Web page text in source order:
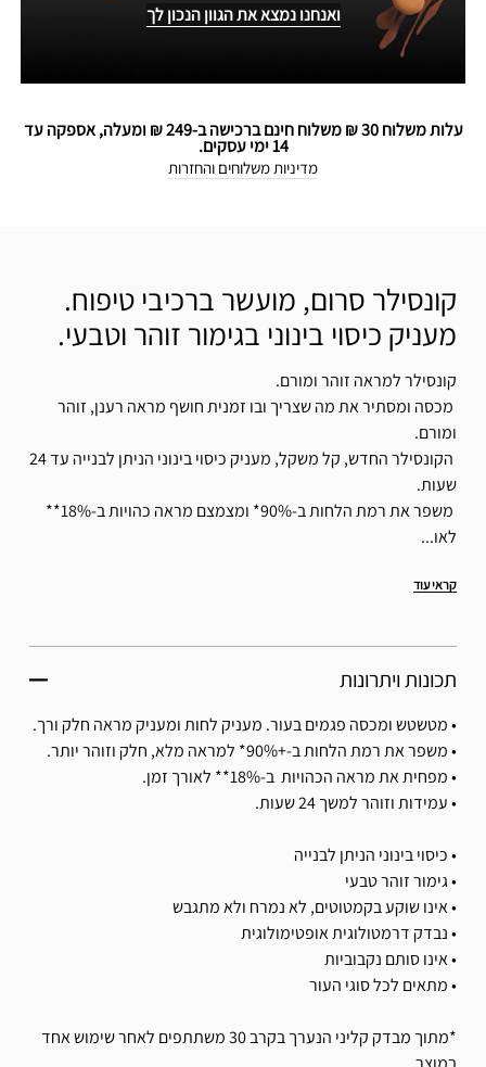
ואנחנו נמצא את הגוון הנכון לך
עלות משלוח 30 ₪ משלוח חינם ברכישה ב-249 ₪ ומעלה, אספקה עד
14 ימי עסקים.
מדיניות משלוחים והחזרות
קונסילר סרום, מועשר ברכיבי טיפוח.
מעניק כיסוי בינוני בגימור זוהר וטבעי.
קונסילר למראה זוהר ומורם.
מכסה ומסתיר את מה שצריך ובו זמנית חושף מראה רענן, זוהר
ומורם.
הקונסילר החדש, קל משקל, מעניק כיסוי בינוני הניתן לבנייה עד 24
שעות.
משפר את רמת הלחות ב-90%* ומצמצם מראה כהויות ב-18%**
לאו...
קראי עוד
תכונות ויתרונות
• מטשטש ומכסה פגמים בעור. מעניק לחות ומעניק מראה חלק ורך.
• משפר את רמת הלחות ב-+90%* למראה מלא, חלק וזוהר יותר.
• מפחית את מראה הכהויות ב-18%** לאורך זמן.
• עמידות וזוהר למשך 24 שעות.
• כיסוי בינוני הניתן לבנייה
• גימור זוהר טבעי
• אינו שוקע בקמטוטים, לא נמרח ולא מתגבש
• נבדק דרמטולוגית אופטימולוגית
• אינו סותם נקבוביות
• מתאים לכל סוגי העור
*מתוך מבדק קליני הנערך בקרב 30 משתתפים לאחר שימוש אחד